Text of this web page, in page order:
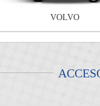
VOLVO